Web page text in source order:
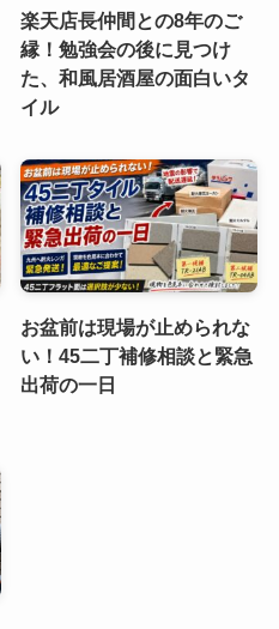
楽天店長仲間との8年のご
縁！勉強会の後に見つけ
た、和風居酒屋の面白いタ
イル
お盆前は現場が止められな
い！45二丁補修相談と緊急
出荷の一日